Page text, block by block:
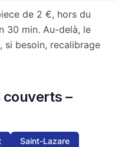
de 2 €, hors du
30 min. Au-delà, le
si besoin, recalibrage
–
Saint-Lazare